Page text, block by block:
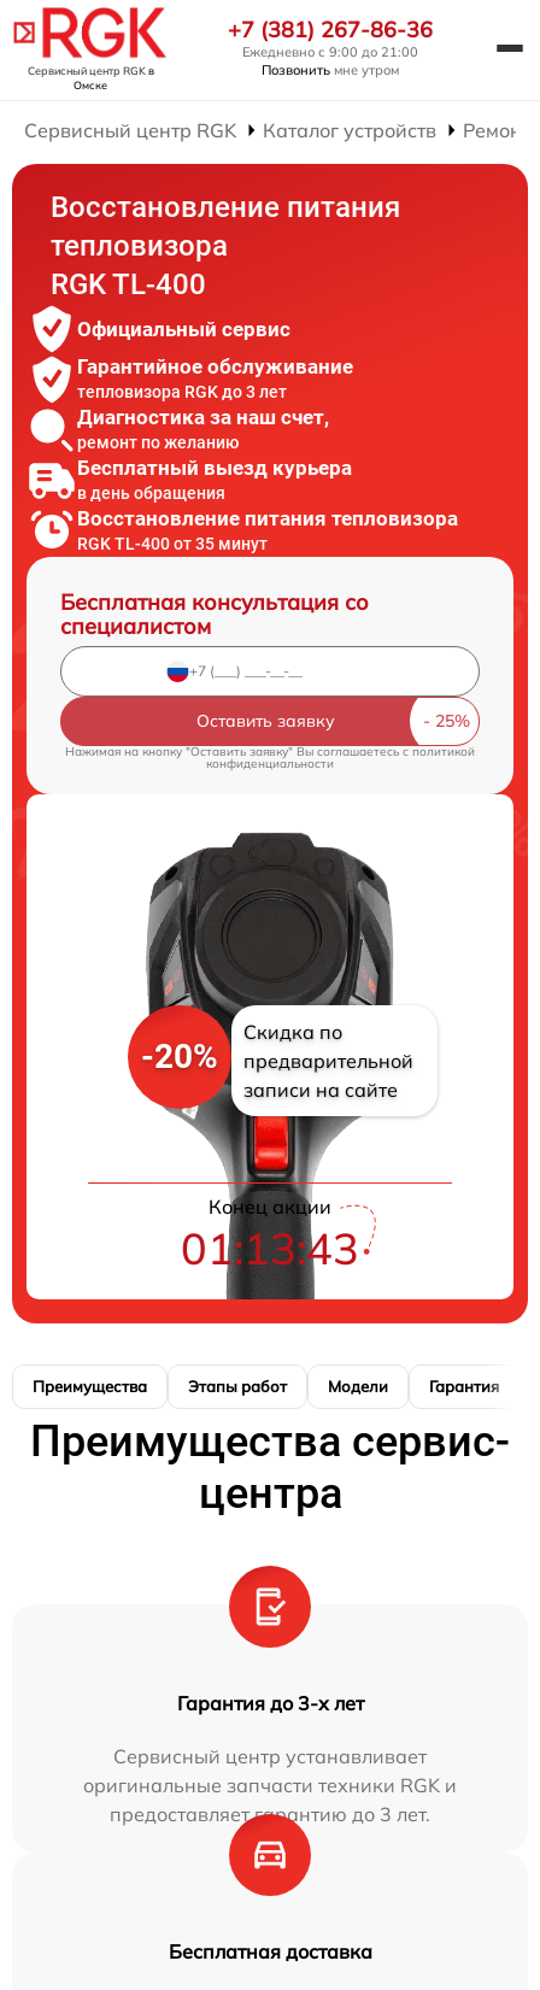
Сервисный центр RGKв
Омске
+7 (381) 267-86-36
Ежедневно с 9:00 до 21:00
Позвонить мне утром
Сервисный центр RGK Каталог устройств Ремонт
Восстановление питания
тепловизора
RGK TL-400
Официальный сервис
Гарантийное обслуживание
тепловизора RGK до 3 лет
Диагностика за наш счет,
ремонт по желанию
Бесплатный выезд курьера
в день обращения
Восстановление питания тепловизора
RGK TL-400 от 35 минут
Бесплатная консультация со
специалистом
Оставить заявку
Нажимая на кнопку "Оставить заявку" Вы соглашаетесь cполитикой
конфиденциальности
-20%
Скидка по
предварительной
записи на сайте
Конец акции
01:13:41
Преимущества Этапы работ Модели Гарантия
Преимущества сервис-
центра
Гарантия до 3-х лет
Сервисный центр устанавливает
оригинальные запчасти техники RGK и
предоставляет гарантию до 3 лет.
Бесплатная доставка